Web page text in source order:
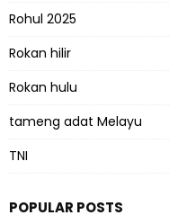
Rohul 2025
Rokan hilir
Rokan hulu
tameng adat Melayu
TNI
POPULAR POSTS